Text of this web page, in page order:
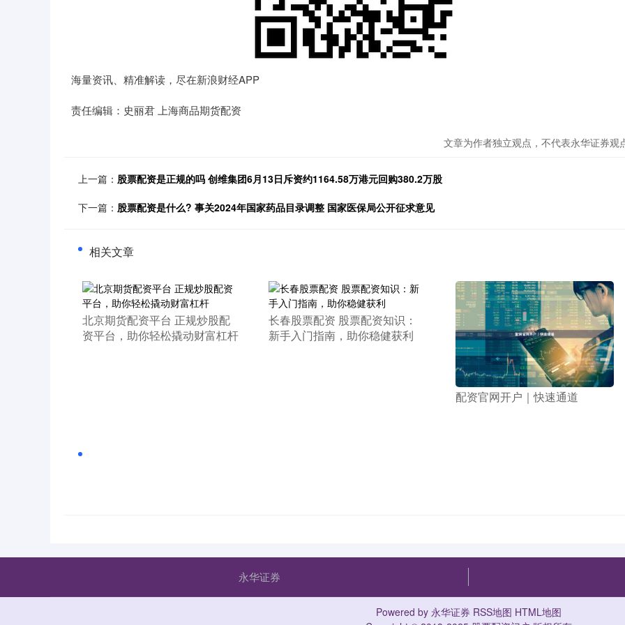
海量资讯、精准解读，尽在新浪财经APP
责任编辑：史丽君 上海商品期货配资
文章为作者独立观点，不代表永华证券观
上一篇： 股票配资是正规的吗 创维集团6月13日斥资约1164.58万港元回购380.2万股
下一篇： 股票配资是什么? 事关2024年国家药品目录调整 国家医保局公开征求意见
相关文章
​北京期货配资平台 正规炒股配
资平台，助你轻松撬动财富杠杆
​长春股票配资 股票配资知识：
新手入门指南，助你稳健获利
​配资官网开户｜快速通道
永华证券
Powered by 永华证券 RSS地图 HTML地图